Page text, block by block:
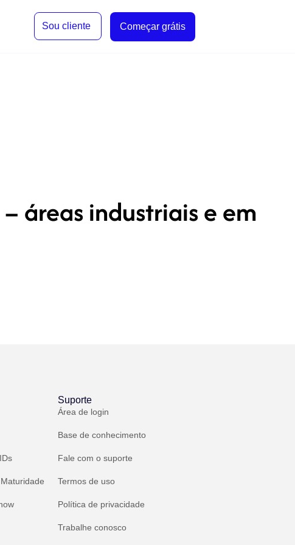
Sou cliente Começar grátis
áreas industriais e em
Suporte
Área de login
Base de conhecimento
Fale com o suporte
Termos de uso
Política de privacidade
Trabalhe conosco